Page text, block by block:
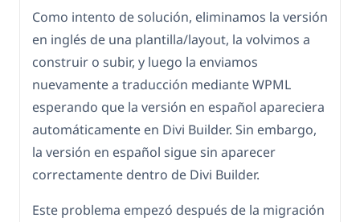
Como intento de solución, eliminamos la versión
en inglés de una plantilla/layout, la volvimos a
construir o subir, y luego la enviamos
nuevamente a traducción mediante WPML
esperando que la versión en español apareciera
automáticamente en Divi Builder. Sin embargo,
la versión en español sigue sin aparecer
correctamente dentro de Divi Builder.
Este problema empezó después de la migración